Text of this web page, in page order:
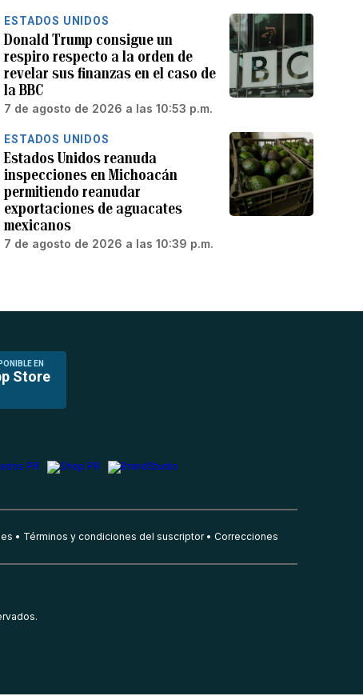
ESTADOS UNIDOS
Donald Trump consigue un
respiro respecto a la orden de
revelar sus finanzas en el caso de
la BBC
7 de agosto de 2026 a las 10:53 p.m.
ESTADOS UNIDOS
Estados Unidos reanuda
inspecciones en Michoacán
permitiendo reanudar
exportaciones de aguacates
mexicanos
7 de agosto de 2026 a las 10:39 p.m.
EN
Store
Términos y condiciones del suscriptor Correcciones